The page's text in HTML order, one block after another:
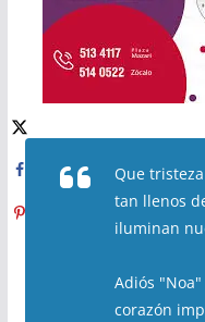
Que
tan llenos
iluminan
Adiós
corazón